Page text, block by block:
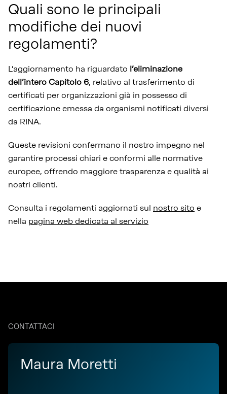
Quali sono le principali
modifiche dei nuovi
regolamenti?
L’aggiornamento ha riguardato l’eliminazione
dell’intero Capitolo 6, relativo al trasferimento di
certificati per organizzazioni già in possesso di
certificazione emessa da organismi notificati diversi
da RINA.
Queste revisioni confermano il nostro impegno nel
garantire processi chiari e conformi alle normative
europee, offrendo maggiore trasparenza e qualità ai
nostri clienti.
Consulta i regolamenti aggiornati sul nostro sito e
nella pagina web dedicata al servizio
CONTATTACI
Maura Moretti